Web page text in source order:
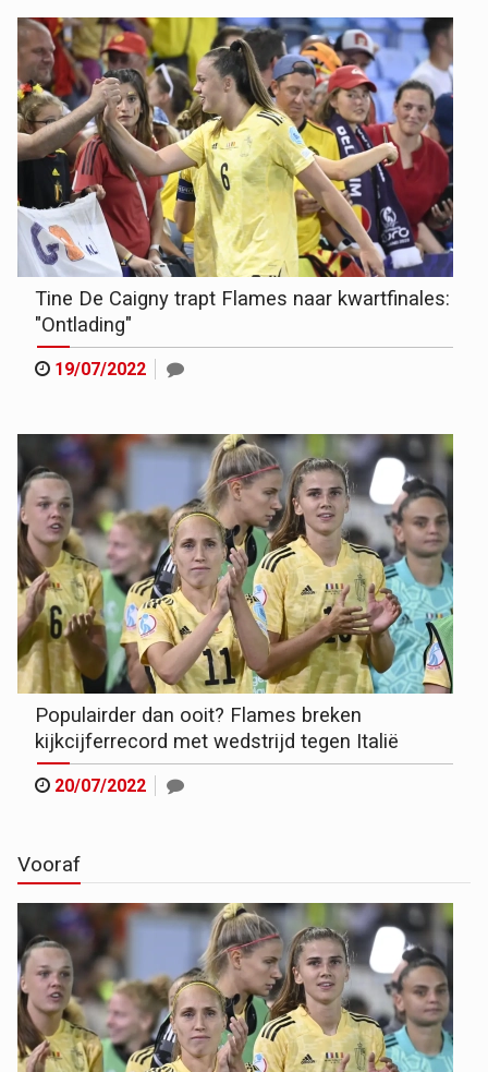
Tine De Caigny trapt Flames naar kwartfinales:
"Ontlading"
19/07/2022
Populairder dan ooit? Flames breken
kijkcijferrecord met wedstrijd tegen Italië
20/07/2022
Vooraf